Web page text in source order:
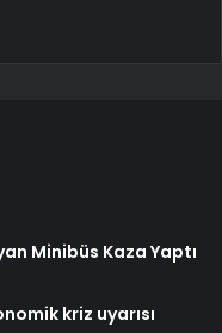
Minibüs Kaza Yaptı
kriz uyarısı